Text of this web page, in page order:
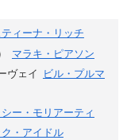
ィーナ・リッチ
マラキ・ピアソン
ヴェイ
ビル・プルマ
ー・モリアーティ
・アイドル